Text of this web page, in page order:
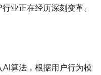
业正在经历深刻变革。
算法，根据用户行为模